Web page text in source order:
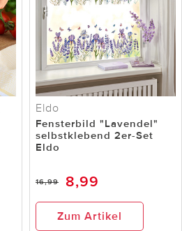
Eldo
Fensterbild "Lavendel"
selbstklebend 2er-Set
Eldo
16,99 8,99
Zum Artikel